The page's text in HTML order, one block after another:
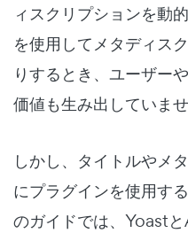
ィスクリプションを動
を使用してメタディス
りするとき、ユーザー
価値も生み出していませ
しかし、タイトルやメ
にプラグインを使用す
のガイドでは、Yoast